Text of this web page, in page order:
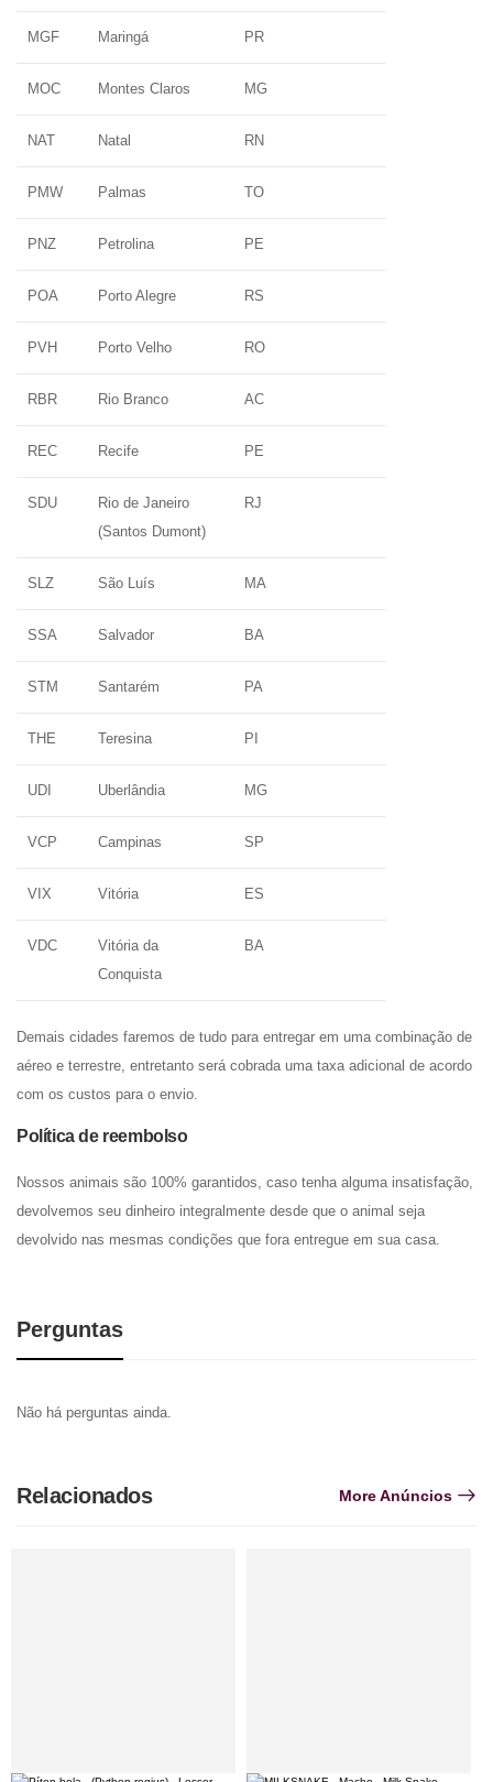
MGF Maringá PR
MOC Montes Claros MG
NAT Natal RN
PMW Palmas TO
PNZ Petrolina PE
POA Porto Alegre RS
PVH Porto Velho RO
RBR Rio Branco AC
REC Recife PE
SDU
Rio de Janeiro
(Santos Dumont)
RJ
SLZ São Luís MA
SSA Salvador BA
STM Santarém PA
THE Teresina PI
UDI Uberlândia MG
VCP Campinas SP
VIX Vitória ES
VDC
Vitória da
Conquista
BA
Demais cidades faremos de tudo para entregar em uma combinação de
aéreo e terrestre, entretanto será cobrada uma taxa adicional de acordo
com os custos para o envio.
Política de reembolso
Nossos animais são 100% garantidos, caso tenha alguma insatisfação,
devolvemos seu dinheiro integralmente desde que o animal seja
devolvido nas mesmas condições que fora entregue em sua casa.
Perguntas
Não há perguntas ainda.
Relacionados More Anúncios